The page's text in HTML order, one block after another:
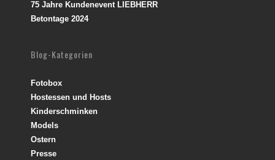
75 Jahre Kundenevent LIEBHERR
Betontage 2024
Blog-Kategorien
Fotobox
Hostessen und Hosts
Kinderschminken
Models
Ostern
Presse